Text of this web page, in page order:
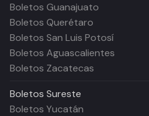
Boletos Guanajuato
Boletos Querétaro
Boletos San Luis Potosí
Boletos Aguascalientes
Boletos Zacatecas
Boletos Sureste
Boletos Yucatán